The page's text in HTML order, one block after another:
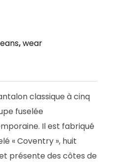
,wear
classique à cinq
fuselée
Il est fabriqué
« Coventry », huit
présente des côtes de